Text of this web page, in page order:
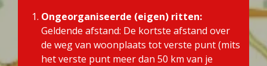
Ongeorganiseerde (eigen) ritten:
Geldende afstand: De kortste afstand over
de weg van woonplaats tot verste punt (mits
het verste punt meer dan 50 km van je